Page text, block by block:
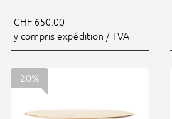
CHF 650.00
y compris expédition / TVA
20%